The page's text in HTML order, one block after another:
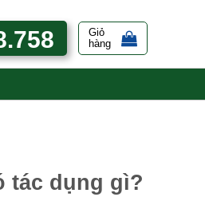
Giỏ
hàng
tác dụng gì?